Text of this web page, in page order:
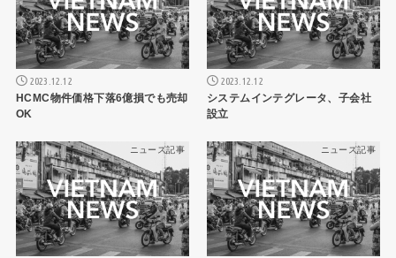
2023.12.12
HCMC物件価格下落6億損でも売却
OK
2023.12.12
システムインテグレータ、子会社
設立
ニュース記事 ニュース記事